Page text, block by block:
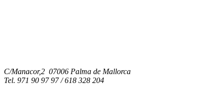
C/Manacor,2 07006 Palma de Mallorca
Tel. 971 90 97 97 / 618 328 204